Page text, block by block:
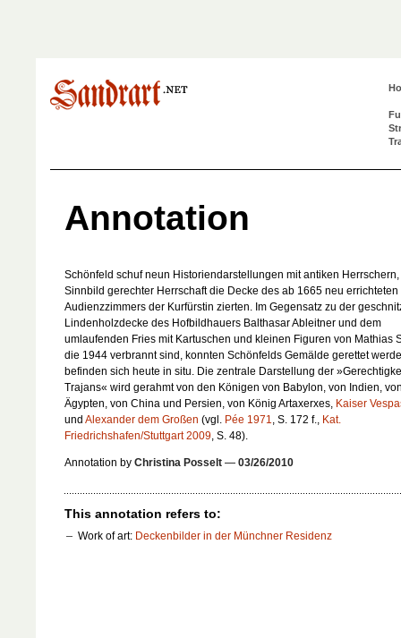
Annotation
Schönfeld schuf neun Historiendarstellungen mit antiken
Sinnbild gerechter Herrschaft die Decke des ab 1665 neu errichteten
Audienzzimmers der Kurfürstin zierten. Im Gegensatz zu der
Lindenholzdecke des Hofbildhauers Balthasar Ableitner und dem
umlaufenden Fries mit Kartuschen und kleinen Figuren von Mathias
die 1944 verbrannt sind, konnten Schönfelds Gemälde gerettet
befinden sich heute in situ. Die zentrale Darstellung der
Trajans« wird gerahmt von den Königen von Babylon, von Indien,
Ägypten, von China und Persien, von König Artaxerxes, Kaiser
und Alexander dem Großen (vgl. Pée 1971, S. 172 f., Kat.
Friedrichshafen/Stuttgart 2009, S. 48).
Annotation by Christina Posselt — 03/26/2010
This annotation refers to:
Work of art: Deckenbilder in der Münchner Residenz